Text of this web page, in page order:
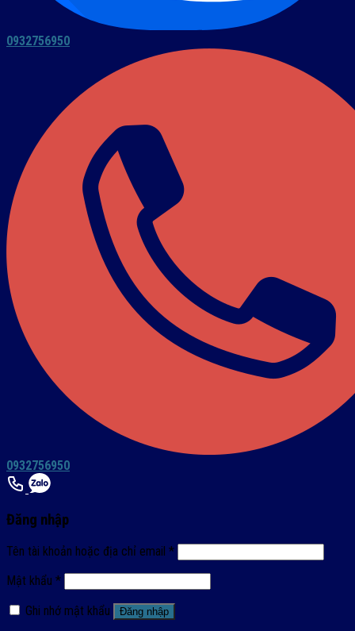
0932756950
0932756950
Đăng nhập
Tên tài khoản hoặc địa chỉ email *
Mật khẩu *
Ghi nhớ mật khẩu
Đăng nhập